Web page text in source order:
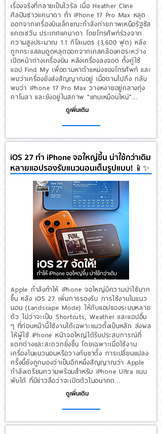
เรื่องจริงที่กลายเป็นไวรัล เมื่อ Heather Cline
ศิลปินชาวแคนาดา ทำ iPhone 17 Pro Max หลุด
ออกจากเครื่องบินเล็กขณะกำลังถ่ายภาพเหนือรัฐซัส
แคตเชวัน ประเทศแคนาดา โดยโทรศัพท์ร่วงจาก
ความสูงประมาณ 1.1 กิโลเมตร (3,600 ฟุต) หลัง
ถูกกระแสลมดูดหลุดออกจากเคสคล้องคอระหว่าง
เปิดหน้าต่างเครื่องบิน หลังเครื่องลงจอด ทั้งคู่ใช้
แอป Find My เพื่อตามหาตำแหน่งของโทรศัพท์ และ
พบว่าเครื่องยังส่งสัญญาณอยู่ เมื่อตามไปถึง กลับ
พบว่า iPhone 17 Pro Max วางหงายอยู่กลางทุ่ง
คาโนลา และยังอยู่ในสภาพ "แทบเหมือนใหม่"...
ดูเพิ่มเติม
iOS 27 ทำ iPhone จอใหญ่ขึ้น น่าใช้กว่าเดิม
หลายแอปรองรับแนวนอนเต็มรูปแบบ! 📱✨
Apple กำลังทำให้ iPhone จอใหญ่มีความน่าใช้มาก
ขึ้น หลัง iOS 27 เพิ่มการรองรับ การใช้งานในแนว
นอน (Landscape Mode) ให้กับแอปของระบบหลาย
ตัว ไม่ว่าจะเป็น Shortcuts, Weather และแอปอื่น
ๆ ที่ก่อนหน้านี้ใช้งานได้เฉพาะแนวตั้งเป็นหลัก ส่งผล
ให้ผู้ใช้ iPhone หน้าจอใหญ่ได้รับประสบการณ์ที่
แตกต่างและสะดวกยิ่งขึ้น โดยเฉพาะเมื่อใช้งาน
เครื่องในแนวนอนหรือวางกับขาตั้ง การเปลี่ยนแปลง
ครั้งนี้ยังถูกมองว่าเป็นอีกหนึ่งสัญญาณว่า Apple
กำลังเตรียมความพร้อมสำหรับ iPhone Ultra แบบ
พับได้ ที่มีข่าวลือว่าจะเปิดตัวในอนาคต...
ดูเพิ่มเติม